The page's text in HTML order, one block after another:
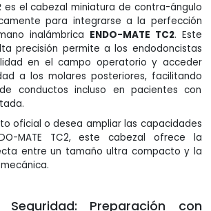
es el cabezal miniatura de contra-ángulo
para integrarse a la perfección
inalámbrica ENDO-MATE TC2. Este
precisión permite a los endodoncistas
en el campo operatorio y acceder
a los molares posteriores, facilitando
conductos incluso en pacientes con
oficial o desea ampliar las capacidades
MATE TC2, este cabezal ofrece la
entre un tamaño ultra compacto y la
Seguridad: Preparación con